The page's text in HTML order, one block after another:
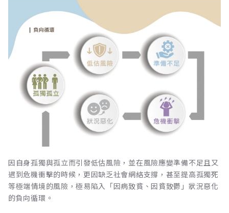
因自身孤獨與孤立而引發低估風險，並在風險應變準備不足且又
遇到危機衝擊的時候，更因缺乏社會網絡支撐，甚至提高孤獨死
等極端情境的風險，極易陷入「因病致貧、因貧致鬱」狀況惡化
的負向循環。